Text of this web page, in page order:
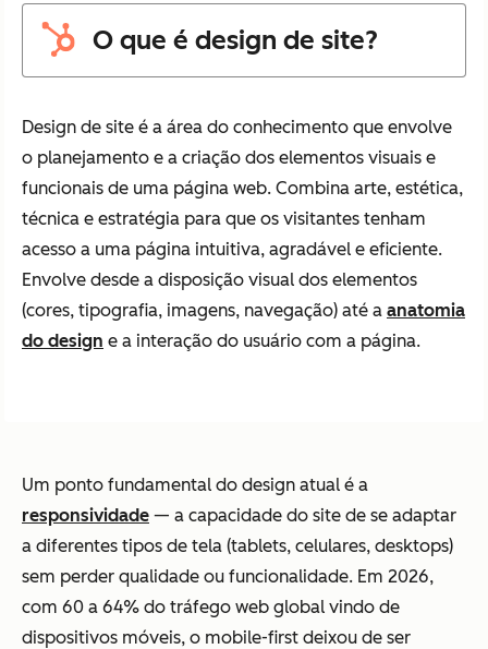
O que é design de site?
Design de site é a área do conhecimento que envolve
o planejamento e a criação dos elementos visuais e
funcionais de uma página web. Combina arte, estética,
técnica e estratégia para que os visitantes tenham
acesso a uma página intuitiva, agradável e eficiente.
Envolve desde a disposição visual dos elementos
(cores, tipografia, imagens, navegação) até a anatomia
do design e a interação do usuário com a página.
Um ponto fundamental do design atual é a
responsividade — a capacidade do site de se adaptar
a diferentes tipos de tela (tablets, celulares, desktops)
sem perder qualidade ou funcionalidade. Em 2026,
com 60 a 64% do tráfego web global vindo de
dispositivos móveis, o mobile-first deixou de ser